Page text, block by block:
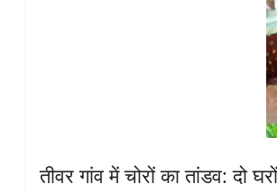
तीवर गांव में चोरों का तांडव: दो